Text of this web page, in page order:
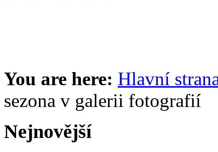
You are here: Hlavní
sezona v galerii fotografií
Nejnovější